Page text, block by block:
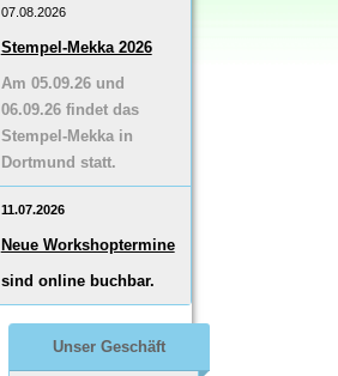
07.08.2026
Stempel-Mekka 2026
Am 05.09.26 und
06.09.26 findet das
Stempel-Mekka in
Dortmund statt.
11.07.2026
Neue Workshoptermine
sind online buchbar.
Unser Geschäft